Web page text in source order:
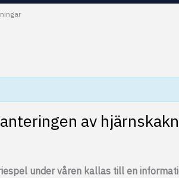
av
under våren kallas till en